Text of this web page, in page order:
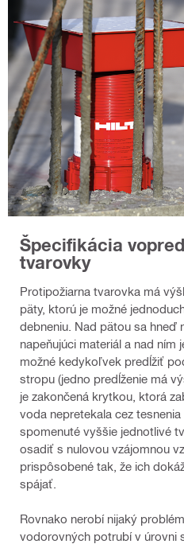
Špecifikácia
tvarovky
Protipožiarna tvarovka má
päty, ktorú je možné
debneniu. Nad pätou sa hneď
napeňujúci materiál a nad
možné kedykoľvek predĺžiť
stropu (jedno predĺženie má
je zakončená krytkou, ktorá
voda nepretekala cez
spomenuté vyššie jednotlivé
osadiť s nulovou vzájomnou
prispôsobené tak, že ich
spájať.
Rovnako nerobí nijaký
vodorovných potrubí v úrovni